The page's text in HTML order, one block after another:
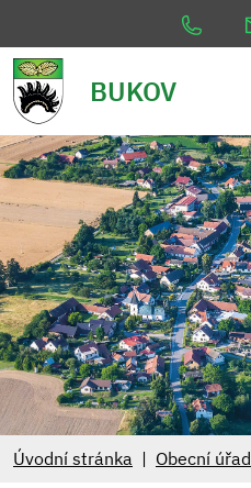
BUKOV
Úvodní stránka Obecní úřad